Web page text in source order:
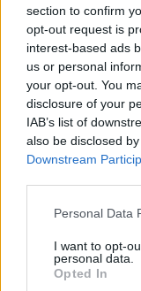
section to confirm
opt-out request is
interest-based ads
us or personal
your opt-out. You
disclosure of your
IAB’s list of
also be disclosed
Downstream
Please note that
not limited to your
grant or deny
use your data for
Personal Data
I want to opt-
personal data.
Opted In
Ο κομήτης του
αστάθειας όταν
εντόπισαν στις
απελευθέρωσης
ασυνήθιστη
ένα σημάδι
σχηματίζεται
είναι πιθανό να